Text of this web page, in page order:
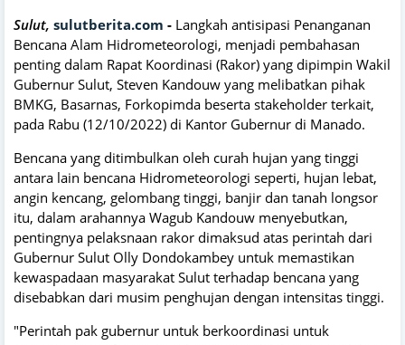
Sulut, sulutberita.com - Langkah antisipasi Penanganan
Bencana Alam Hidrometeorologi, menjadi pembahasan
penting dalam Rapat Koordinasi (Rakor) yang dipimpin Wakil
Gubernur Sulut, Steven Kandouw yang melibatkan pihak
BMKG, Basarnas, Forkopimda beserta stakeholder terkait,
pada Rabu (12/10/2022) di Kantor Gubernur di Manado.
Bencana yang ditimbulkan oleh curah hujan yang tinggi
antara lain bencana Hidrometeorologi seperti, hujan lebat,
angin kencang, gelombang tinggi, banjir dan tanah longsor
itu, dalam arahannya Wagub Kandouw menyebutkan,
pentingnya pelaksnaan rakor dimaksud atas perintah dari
Gubernur Sulut Olly Dondokambey untuk memastikan
kewaspadaan masyarakat Sulut terhadap bencana yang
disebabkan dari musim penghujan dengan intensitas tinggi.
"Perintah pak gubernur untuk berkoordinasi untuk